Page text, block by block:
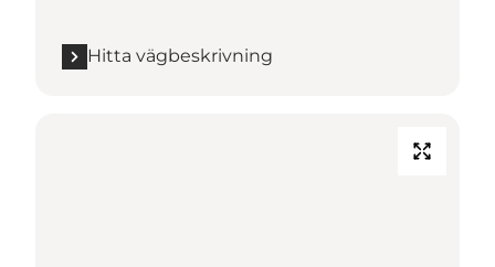
Hitta vägbeskrivning